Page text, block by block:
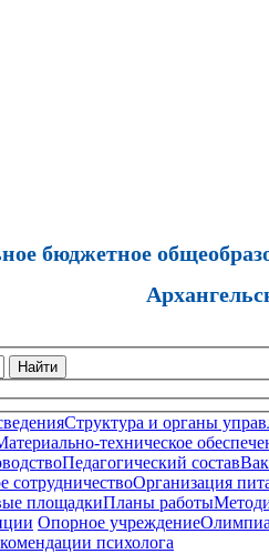
бюджетное
Найти
Структура и органы
техническое
Педагогический состав
сотрудничествоОрганизация
площадкиПланы работы
Опорное учреждение
психолога